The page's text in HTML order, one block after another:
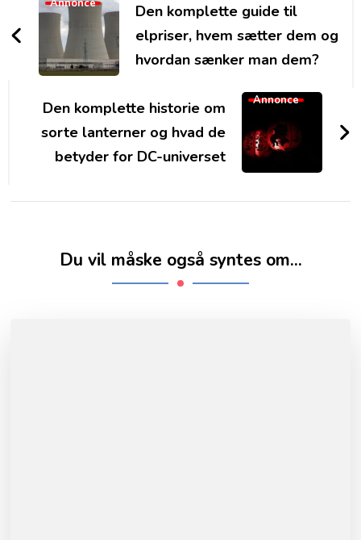
Navigation
Annonce
Den komplette guide til
elpriser, hvem sætter dem og
hvordan sænker man dem?
Annonce
Den komplette historie om
sorte lanterner og hvad de
betyder for DC-universet
Du vil måske også syntes om...